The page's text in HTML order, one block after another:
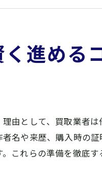
評価を得る保存状態の
イントを専門家が解説
視される鑑定ポイント
年代が絵画買取価格を
見る絵画買取の評価基
るなら知っておきたい
進める
由として、買取業者
名や来歴、購入時の
これらの準備を徹底